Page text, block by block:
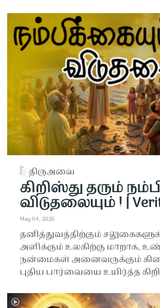
திருஅவை
கிறிஸ்து தரும்
விடுதலையும் ! |
May 04, 2026
தனித்துவத்திற்கும்
அளிக்கும் உலகிற்கு மாறாக,
நன்மைகள் அனைவருக்கும்
புதிய பார்வையை உயிர்த்த